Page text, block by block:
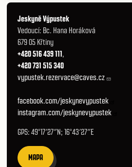
Jeskyně Výpustek
Vedoucí: Bc. Hana Horáková
679 05 Křtiny
+420 516 439 111,
+420 731 515 340
vypustek.rezervace@caves.cz
facebook.com/jeskynevypustek
instagram.com/jeskynevypustek
GPS: 49°17′27″N; 16°43′27″E
MAPA